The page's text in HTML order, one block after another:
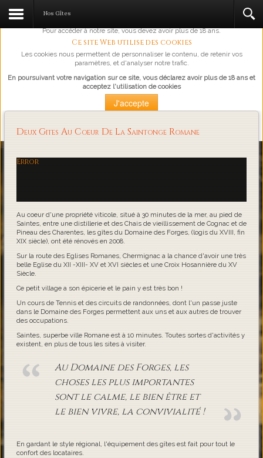
L'abus d'alcool est dangereux pour la santé, à consommer avec
Pour accéder à notre site, vous devez avoir plus de 18 ans.
Ce site Web utilise des cookies
Les cookies nous permettent de personnaliser le contenu, de retenir vos
paramètres, et d'analyser notre trafic.
En poursuivant votre navigation sur ce site, vous déclarez avoir plus de 18 ans et
acceptez l'utilisation de cookies
J'accepte
Loading...
Nos Gîtes
Deux Gites Au Coeur De La Saintonge Romane
Error
Au coeur d'une propriété viticole, situé à 30 minutes de la mer, au pied de
Saintes, entre une distillerie et des Chais de vieillissement de Cognac et de
Pineau des Charentes, les gîtes du Domaine des Forges, (logis du XVIII, fin
XIX siècle), ont été rénovés en 2008.
Sur la route des Eglises Romanes, Chermignac a la chance d'avoir une très
belle Eglise du XII -XIII- XV et XVI siècles et une Croix Hosannière du XV
Siècle.
Ce petit village a son épicerie et le pain y est très bon !
Un cours de Tennis et des circuits de randonnées, dont l'un passe juste
dans le Domaine des Forges permettent aux uns et aux autres de trouver
des occupations.
Saintes, superbe ville Romane est à 10 minutes. Toutes sortes d'activités y
existent, en plus de tous les sites à visiter.
Au Domaine des Forges, les
choses les plus importantes
sont le calme, le bien être et
le bien vivre, la convivialité !
En gardant le style régional, l'équipement des gîtes est fait pour tout le
confort des locataires.